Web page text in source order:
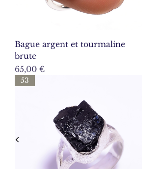
Bague argent et tourmaline
brute
Prix
65,00 €
53